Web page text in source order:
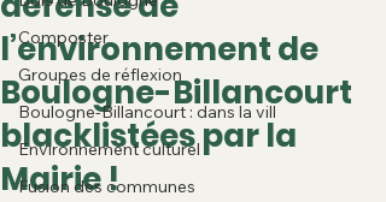
Composter
Groupes de réflexion
Boulogne-Billancourt : dans la vill
Environnement culturel
Fusion des communes
l’environnement de
Boulogne-Billancourt
blacklistées par la
Mairie !